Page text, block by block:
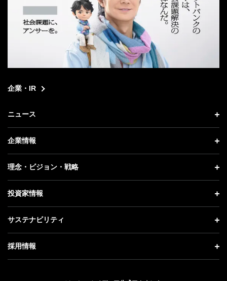
企業・IR
ニュース
ニュース トップ
プレスリリース
更新情報
記者説明会
企業情報
企業情報 トップ
社長メッセージ
事業紹介
ガバナンス
理念・ビジョン・戦略
理念・ビジョン・戦略 トップ
成長戦略「Activate AI for Society」
人材戦略
投資家情報
投資家情報 トップ
経営方針
サステナビリティ
サステナビリティ トップ
トップメッセージ
採用情報